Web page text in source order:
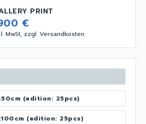
PRINT
€
MwSt, zzgl. Versandkosten
(edition: 25pcs)
(edition: 25pcs)